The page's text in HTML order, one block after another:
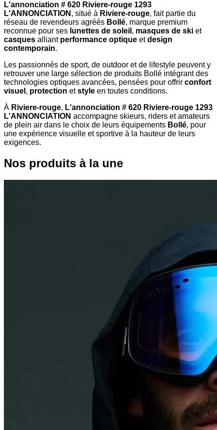
L'annonciation # 620 Riviere-rouge 1293
L'ANNONCIATION , situé à Riviere-rouge, fait partie du
réseau de revendeurs agréés Bollé, marque premium
reconnue pour ses lunettes de soleil , masques de ski et
casques alliant performance optique etdesign
contemporain.
Les passionnés de sport, de outdoor et de lifestyle peuvent y
retrouver une large sélection de produits Bollé intégrant des
technologies optiques avancées, pensées pour offrir confort
visuel , protection etstyle en toutes conditions.
À Riviere-rouge, L'annonciation # 620 Riviere-rouge 1293
L'ANNONCIATION accompagne skieurs, riders et amateurs
de plein air dans le choix de leurs équipements Bollé, pour
une expérience visuelle et sportive à la hauteur de leurs
exigences.
Nos produits à la une